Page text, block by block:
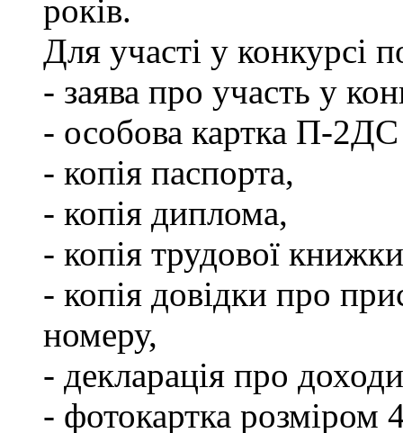
років.
Для участі у конкурсі
- заява про участь у
- особова картка П-
- копія паспорта,
- копія диплома,
- копія трудової
- копія довідки про
номеру,
- декларація про
- фотокартка розміром